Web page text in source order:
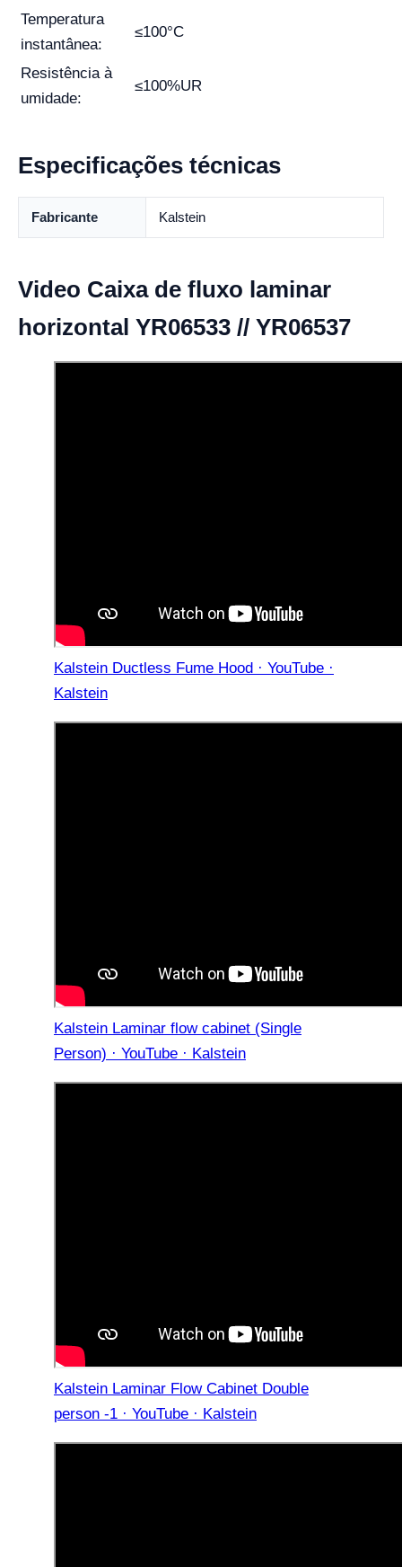
Temperatura
instantânea:
≤100°C
Resistência à
umidade:
≤100%UR
Especificações técnicas
Fabricante Kalstein
Video Caixa de fluxo laminar
horizontal YR06533 // YR06537
Kalstein Ductless Fume Hood · YouTube ·
Kalstein
Kalstein Laminar flow cabinet (Single
Person) · YouTube · Kalstein
Kalstein Laminar Flow Cabinet Double
person -1 · YouTube · Kalstein